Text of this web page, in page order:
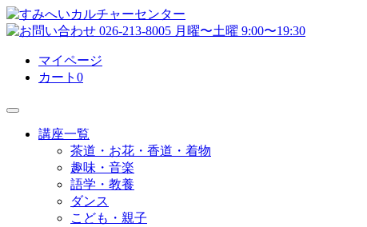
マイページ
カート 0
講座一覧
茶道・お花・香道・着物
趣味・音楽
語学・教養
ダンス
こども・親子